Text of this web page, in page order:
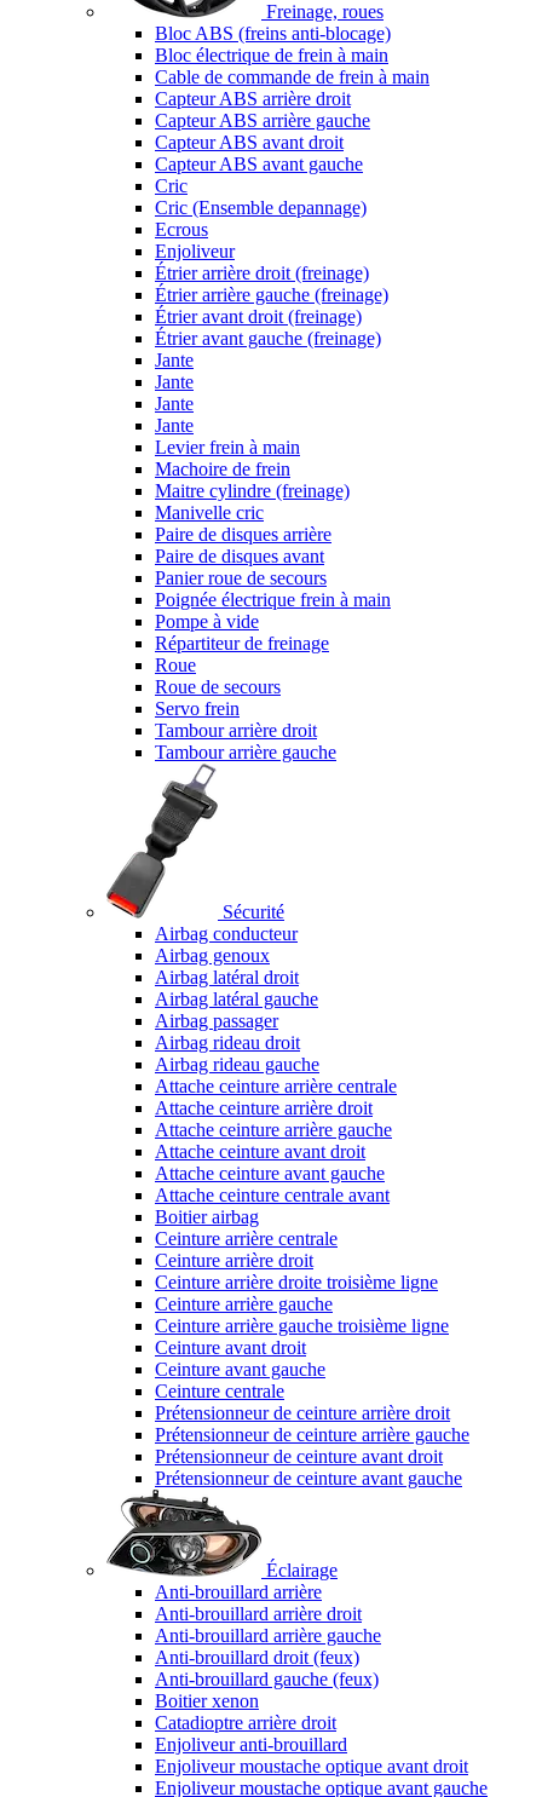
Freinage, roues
Bloc ABS (freins anti-blocage)
Bloc électrique de frein à main
Cable de commande de frein à main
Capteur ABS arrière droit
Capteur ABS arrière gauche
Capteur ABS avant droit
Capteur ABS avant gauche
Cric
Cric (Ensemble depannage)
Ecrous
Enjoliveur
Étrier arrière droit (freinage)
Étrier arrière gauche (freinage)
Étrier avant droit (freinage)
Étrier avant gauche (freinage)
Jante
Jante
Jante
Jante
Levier frein à main
Machoire de frein
Maitre cylindre (freinage)
Manivelle cric
Paire de disques arrière
Paire de disques avant
Panier roue de secours
Poignée électrique frein à main
Pompe à vide
Répartiteur de freinage
Roue
Roue de secours
Servo frein
Tambour arrière droit
Tambour arrière gauche
Sécurité
Airbag conducteur
Airbag genoux
Airbag latéral droit
Airbag latéral gauche
Airbag passager
Airbag rideau droit
Airbag rideau gauche
Attache ceinture arrière centrale
Attache ceinture arrière droit
Attache ceinture arrière gauche
Attache ceinture avant droit
Attache ceinture avant gauche
Attache ceinture centrale avant
Boitier airbag
Ceinture arrière centrale
Ceinture arrière droit
Ceinture arrière droite troisième ligne
Ceinture arrière gauche
Ceinture arrière gauche troisième ligne
Ceinture avant droit
Ceinture avant gauche
Ceinture centrale
Prétensionneur de ceinture arrière droit
Prétensionneur de ceinture arrière gauche
Prétensionneur de ceinture avant droit
Prétensionneur de ceinture avant gauche
Éclairage
Anti-brouillard arrière
Anti-brouillard arrière droit
Anti-brouillard arrière gauche
Anti-brouillard droit (feux)
Anti-brouillard gauche (feux)
Boitier xenon
Catadioptre arrière droit
Enjoliveur anti-brouillard
Enjoliveur moustache optique avant droit
Enjoliveur moustache optique avant gauche